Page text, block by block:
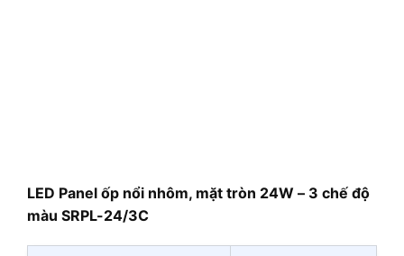
LED Panel ốp nổi nhôm, mặt tròn 24W – 3 chế độ
màu SRPL-24/3C